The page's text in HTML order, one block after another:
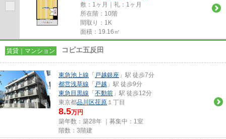
敷：1ヶ月｜礼：1ヶ月
所在階：10階
間取り：1K
面積：19.16㎡
賃貸｜マンション コピエ五反田
東急池上線 「 戸越銀座 」駅 徒歩7分
都営浅草線 「 戸越 」駅 徒歩9分
東急目黒線 「 不動前 」駅 徒歩12分
東京都品川区荏原 １丁目
8.5万円
築年数：築28年 ｜募集中： 1室
階数：3階建